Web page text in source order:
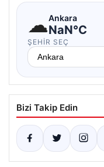
☁Ankara
NaN°C
ŞEHIR SEÇ
Bizi Takip Edin